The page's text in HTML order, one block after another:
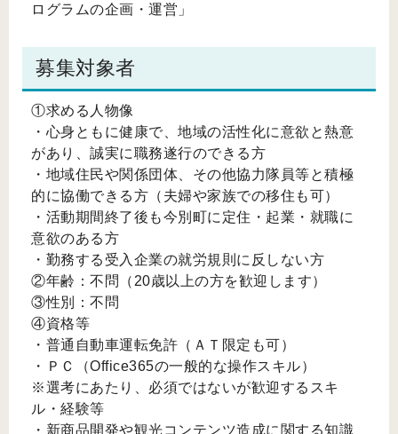
ログラムの企画・運営」
募集対象者
①求める人物像
・心身ともに健康で、地域の活性化に意欲と熱意
があり、誠実に職務遂行のできる方
・地域住民や関係団体、その他協力隊員等と積極
的に協働できる方（夫婦や家族での移住も可）
・活動期間終了後も今別町に定住・起業・就職に
意欲のある方
・勤務する受入企業の就労規則に反しない方
②年齢：不問（20歳以上の方を歓迎します）
③性別：不問
④資格等
・普通自動車運転免許（ＡＴ限定も可）
・ＰＣ（Office365の一般的な操作スキル）
※選考にあたり、必須ではないが歓迎するスキ
ル・経験等
・新商品開発や観光コンテンツ造成に関する知識